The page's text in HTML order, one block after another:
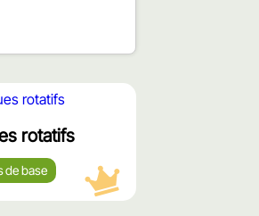
rotatifs
de base